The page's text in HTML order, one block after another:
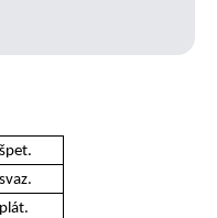
špet.
svaz.
plát.